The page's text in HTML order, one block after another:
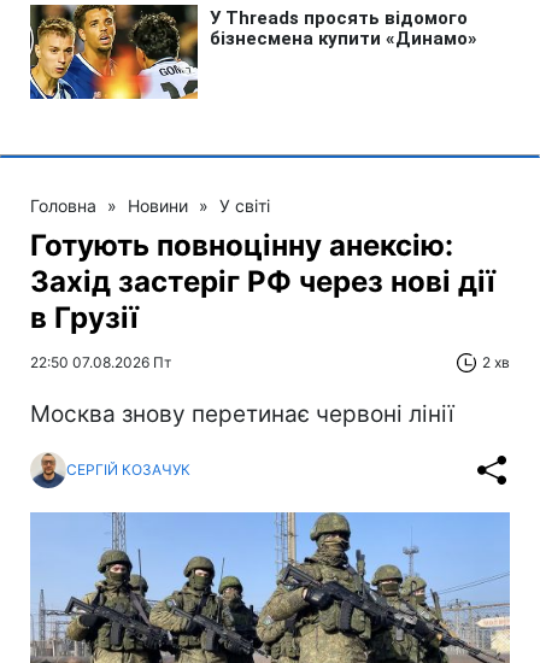
Головна » Новини » У світі
Готують повноцінну анексію:
Захід застеріг РФ через нові дії
в Грузії
22:50 07.08.2026 Пт 2 хв
Москва знову перетинає червоні лінії
СЕРГІЙ КОЗАЧУК